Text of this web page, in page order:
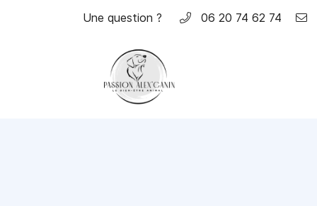
Une question ? 06 20 74 62 74